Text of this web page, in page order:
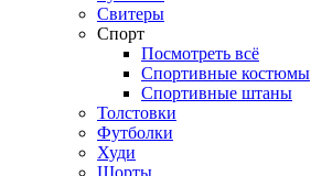
Свитеры
Спорт
Посмотреть всё
Спортивные костюмы
Спортивные штаны
Толстовки
Футболки
Худи
Шорты